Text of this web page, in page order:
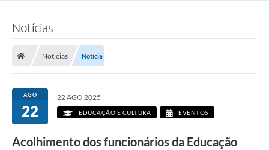
Notícias
Notícias Notícia
AGO
22
22 AGO 2025
EDUCAÇÃO E CULTURA EVENTOS
Acolhimento dos funcionários da Educação